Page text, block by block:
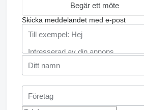
Begär ett möte
Skicka meddelandet med e-post